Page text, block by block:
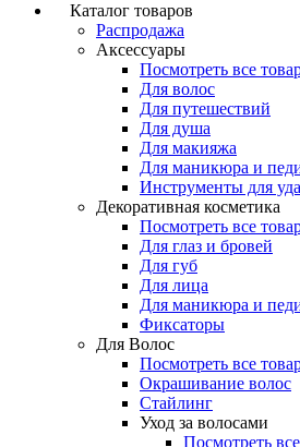
Каталог товаров
Распродажа
Аксессуары
Посмотреть все
Для волос
Для путешествий
Для душа
Для макияжа
Для маникюра и
Инструменты для
Декоративная косметика
Посмотреть все
Для глаз и бровей
Для губ
Для лица
Для маникюра и
Фиксаторы
Для Волос
Посмотреть все
Окрашивание волос
Стайлинг
Уход за волосами
Посмотреть